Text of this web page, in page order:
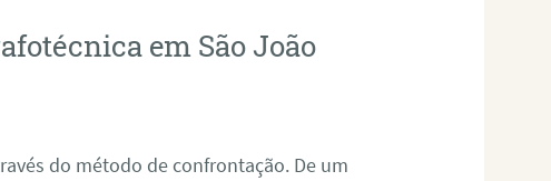
em São João
do método de confrontação. De um